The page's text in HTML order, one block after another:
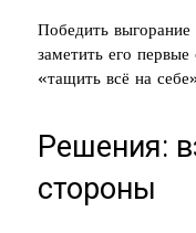
Победить
заметить его
«тащить всё на
Решения:
стороны